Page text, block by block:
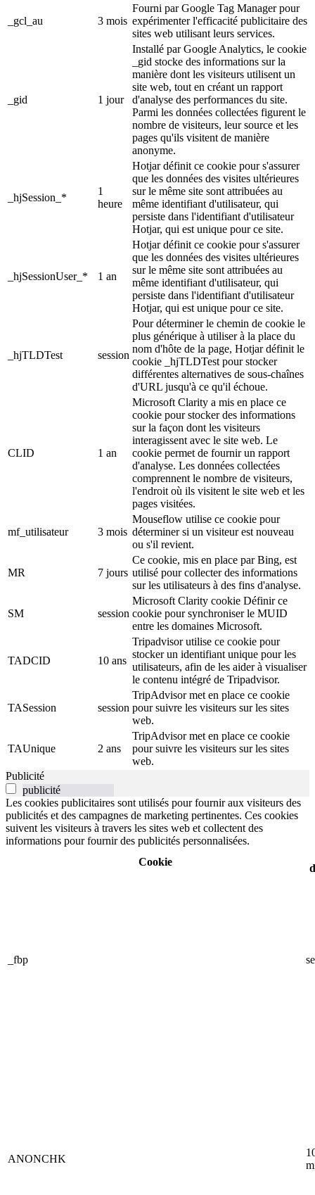
_gcl_au 3 mois
Fourni par Google Tag Manager pour
expérimenter l'efficacité publicitaire des
sites web utilisant leurs services.
_gid 1 jour
Installé par Google Analytics, le cookie
_gid stocke des informations sur la
manière dont les visiteurs utilisent un
site web, tout en créant un rapport
d'analyse des performances du site.
Parmi les données collectées figurent le
nombre de visiteurs, leur source et les
pages qu'ils visitent de manière
anonyme.
_hjSession_*
1
heure
Hotjar définit ce cookie pour s'assurer
que les données des visites ultérieures
sur le même site sont attribuées au
même identifiant d'utilisateur, qui
persiste dans l'identifiant d'utilisateur
Hotjar, qui est unique pour ce site.
_hjSessionUser_* 1 an
Hotjar définit ce cookie pour s'assurer
que les données des visites ultérieures
sur le même site sont attribuées au
même identifiant d'utilisateur, qui
persiste dans l'identifiant d'utilisateur
Hotjar, qui est unique pour ce site.
_hjTLDTest session
Pour déterminer le chemin de cookie le
plus générique à utiliser à la place du
nom d'hôte de la page, Hotjar définit le
cookie _hjTLDTest pour stocker
différentes alternatives de sous-chaînes
d'URL jusqu'à ce qu'il échoue.
CLID 1 an
Microsoft Clarity a mis en place ce
cookie pour stocker des informations
sur la façon dont les visiteurs
interagissent avec le site web. Le
cookie permet de fournir un rapport
d'analyse. Les données collectées
comprennent le nombre de visiteurs,
l'endroit où ils visitent le site web et les
pages visitées.
mf_utilisateur 3 mois
Mouseflow utilise ce cookie pour
déterminer si un visiteur est nouveau
ou s'il revient.
MR 7 jours
Ce cookie, mis en place par Bing, est
utilisé pour collecter des informations
sur les utilisateurs à des fins d'analyse.
SM session
Microsoft Clarity cookie Définir ce
cookie pour synchroniser le MUID
entre les domaines Microsoft.
TADCID 10 ans
Tripadvisor utilise ce cookie pour
stocker un identifiant unique pour les
utilisateurs, afin de les aider à visualiser
le contenu intégré de Tripadvisor.
TASession session
TripAdvisor met en place ce cookie
pour suivre les visiteurs sur les sites
web.
TAUnique 2 ans
TripAdvisor met en place ce cookie
pour suivre les visiteurs sur les sites
web.
Publicité
publicité
Les cookies publicitaires sont utilisés pour fournir aux visiteurs des
publicités et des campagnes de marketing pertinentes. Ces cookies
suivent les visiteurs à travers les sites web et collectent des
informations pour fournir des publicités personnalisées.
Cookie
_fbp
ANONCHK